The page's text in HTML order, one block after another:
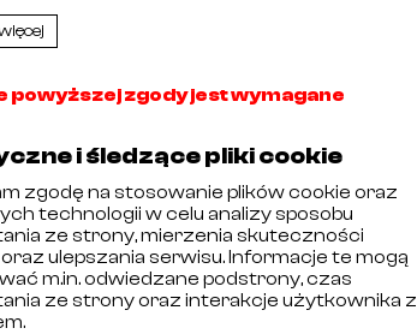
powyższej zgody jest wymagane
i śledzące pliki cookie
zgodę na stosowanie plików cookie oraz
technologii w celu analizy sposobu
ze strony, mierzenia skuteczności
oraz ulepszania serwisu. Informacje te mogą
m.in. odwiedzane podstrony, czas
ze strony oraz interakcje użytkownika z